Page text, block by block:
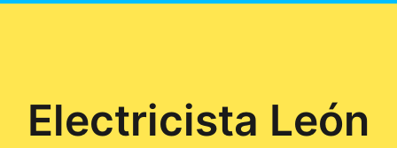
Electricista León